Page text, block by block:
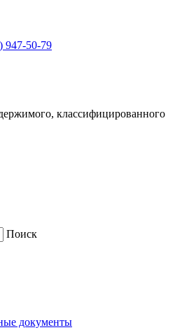
947-50-79
классифицированного
Поиск
документы